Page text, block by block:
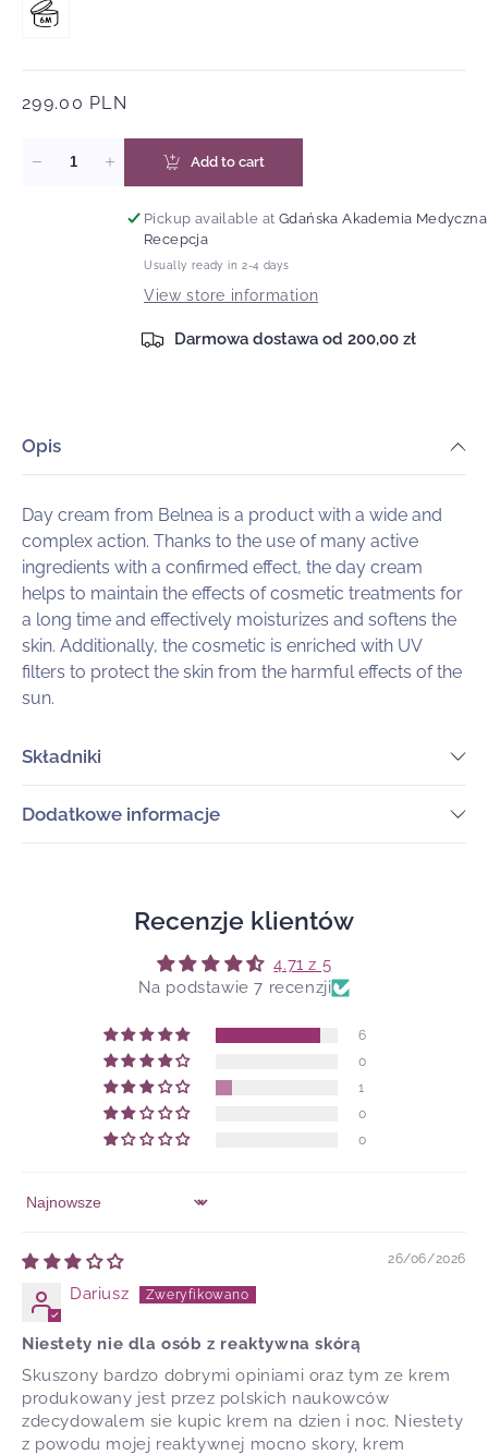
Regular
299.00 PLN
Decrease
provitamin
B5
hyaluronic
acid
Increase
for
Professional
care
cream
with
vitamins
B5
hyaluronic
acid
Add to cart
Pickup available atGdańska Akademia
Recepcja
Usually ready in 2-4 days
View store information
Darmowa dostawa od 200,00 zł
Opis
Day cream from Belnea is a product with a wide and
complex action. Thanks to the use of many active
ingredients with a confirmed effect, the day cream
helps to maintain the effects of cosmetic treatments for
a long time and effectively moisturizes and softens the
skin. Additionally, the cosmetic is enriched with UV
filters to protect the skin from the harmful effects of the
sun.
Składniki
Dodatkowe informacje
Recenzje klientów
4.71 z 5
Na podstawie 7 recenzji
6
0
1
0
0
Sort by
26/06/2026
Dariusz
Niestety nie dla osób z reaktywna skórą
Skuszony bardzo dobrymi opiniami oraz tym ze krem
produkowany jest przez polskich naukowców
zdecydowalem sie kupic krem na dzien i noc. Niestety
z powodu mojej reaktywnej mocno skory, krem